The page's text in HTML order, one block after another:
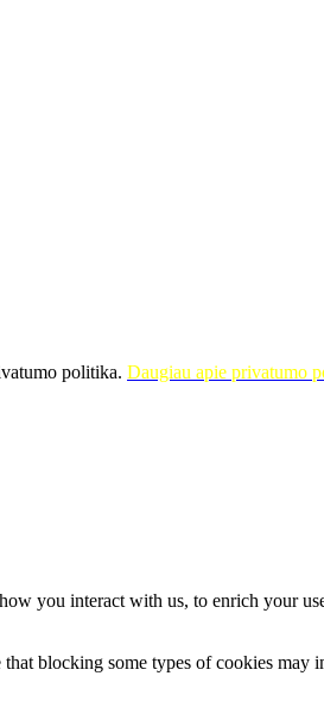
politika. Daugiau apie privatumo
you interact with us, to enrich your
blocking some types of cookies may